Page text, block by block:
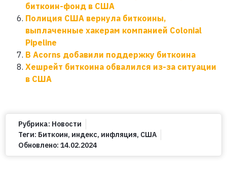
биткоин-фонд в США
Полиция США вернула биткоины,
выплаченные хакерам компанией Colonial
Pipeline
В Acorns добавили поддержку биткоина
Хешрейт биткоина обвалился из-за ситуации
в США
Рубрика: Новости
Теги: Биткоин, индекс, инфляция, США
Обновлено: 14.02.2024